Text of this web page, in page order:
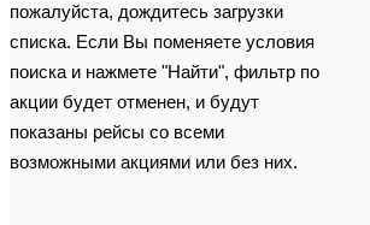
пожалуйста, дождитесь загрузки
списка. Если Вы поменяете условия
поиска и нажмете "Найти", фильтр по
акции будет отменен, и будут
показаны рейсы со всеми
возможными акциями или без них.